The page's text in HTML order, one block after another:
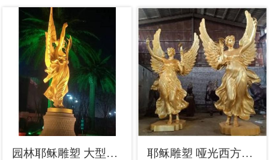
园林耶稣雕塑 大型西方雕塑 中式人物雕塑 耶稣雕塑 哑光西方雕塑 公园人物雕塑